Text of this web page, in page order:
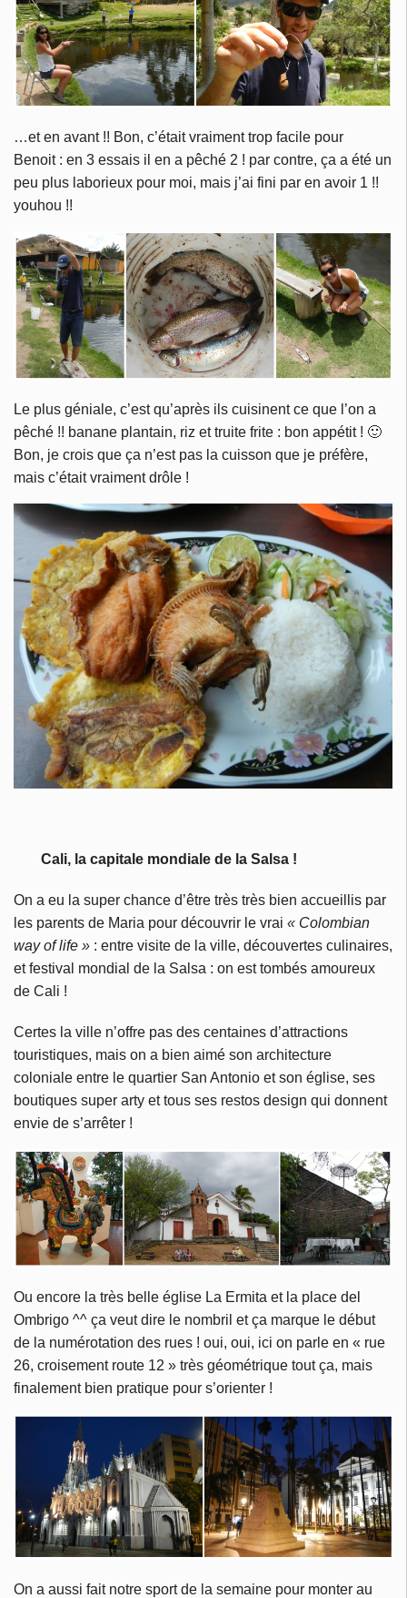
…et en avant !! Bon, c’était vraiment trop facile pour
Benoit : en 3 essais il en a pêché 2 ! par contre, ça a été un
peu plus laborieux pour moi, mais j’ai fini par en avoir 1 !!
youhou !!
Le plus géniale, c’est qu’après ils cuisinent ce que l’on a
pêché !! banane plantain, riz et truite frite : bon appétit ! 🙂
Bon, je crois que ça n’est pas la cuisson que je préfère,
mais c’était vraiment drôle !
Cali, la capitale mondiale de la Salsa !
On a eu la super chance d’être très très bien accueillis par
les parents de Maria pour découvrir le vrai « Colombian
way of life » : entre visite de la ville, découvertes culinaires,
et festival mondial de la Salsa : on est tombés amoureux
de Cali !
Certes la ville n’offre pas des centaines d’attractions
touristiques, mais on a bien aimé son architecture
coloniale entre le quartier San Antonio et son église, ses
boutiques super arty et tous ses restos design qui donnent
envie de s’arrêter !
Ou encore la très belle église La Ermita et la place del
Ombrigo ^^ ça veut dire le nombril et ça marque le début
de la numérotation des rues ! oui, oui, ici on parle en « rue
26, croisement route 12 » très géométrique tout ça, mais
finalement bien pratique pour s’orienter !
On a aussi fait notre sport de la semaine pour monter au